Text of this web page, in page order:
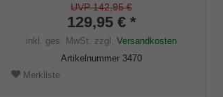
Buchenschuss, inklusive passendem
Schlankpuffer.
UVP 142,95 €
129,95 € *
inkl. ges. MwSt. zzgl.Versandkosten
Artikelnummer 3470
Merkliste